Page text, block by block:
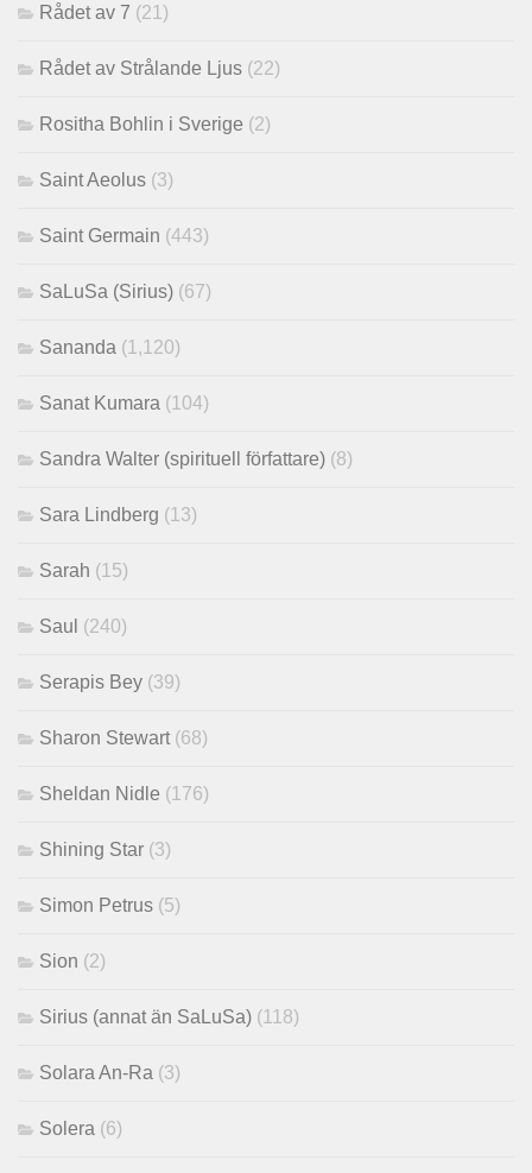
Rådet av 7 (21)
Rådet av Strålande Ljus (22)
Rositha Bohlin i Sverige (2)
Saint Aeolus (3)
Saint Germain (443)
SaLuSa (Sirius) (67)
Sananda (1,120)
Sanat Kumara (104)
Sandra Walter (spirituell författare) (8)
Sara Lindberg (13)
Sarah (15)
Saul (240)
Serapis Bey (39)
Sharon Stewart (68)
Sheldan Nidle (176)
Shining Star (3)
Simon Petrus (5)
Sion (2)
Sirius (annat än SaLuSa) (118)
Solara An-Ra (3)
Solera (6)